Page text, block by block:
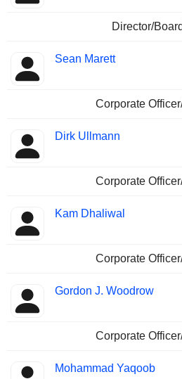
Director/
Sean Marett
Corporate
Dirk Ullmann
Corporate
Kam Dhaliwal
Corporate
Gordon J. Woodrow
Corporate
Mohammad Yaqoob